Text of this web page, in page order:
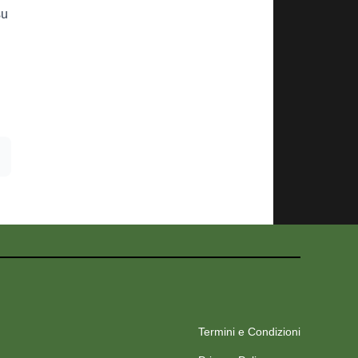
Termini e Condizioni